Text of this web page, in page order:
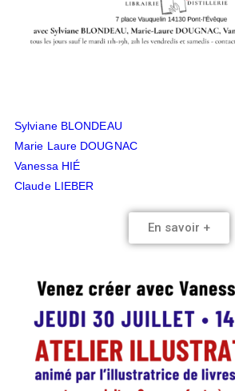
Sylviane BLONDEAU
Marie Laure DOUGNAC
Vanessa HIÉ
Claude LIEBER
En savoir +